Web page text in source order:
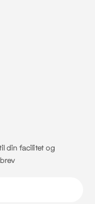
din facilitet og